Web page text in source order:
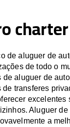
de aluguer de
de todo o
aluguer de
transferes
excelentes
Aluguer
a